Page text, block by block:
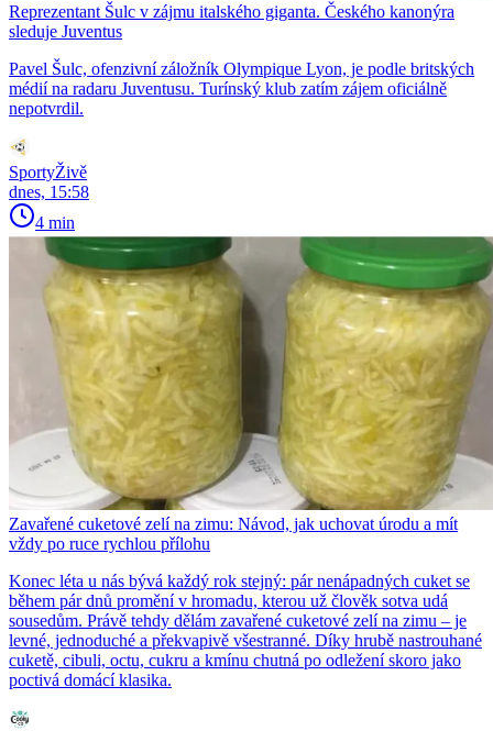
Reprezentant Šulc v zájmu italského giganta. Českého kanonýra
sleduje Juventus
Pavel Šulc, ofenzivní záložník Olympique Lyon, je podle britských
médií na radaru Juventusu. Turínský klub zatím zájem oficiálně
nepotvrdil.
SportyŽivě
dnes, 15:58
4 min
Zavařené cuketové zelí na zimu: Návod, jak uchovat úrodu a mít
vždy po ruce rychlou přílohu
Konec léta u nás bývá každý rok stejný: pár nenápadných cuket se
během pár dnů promění v hromadu, kterou už člověk sotva udá
sousedům. Právě tehdy dělám zavařené cuketové zelí na zimu – je
levné, jednoduché a překvapivě všestranné. Díky hrubě nastrouhané
cuketě, cibuli, octu, cukru a kmínu chutná po odležení skoro jako
poctivá domácí klasika.